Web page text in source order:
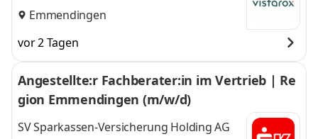
Emmendingen
vor 2 Tagen
Angestellte:r Fachberater:in im Vertrieb | Re
gion Emmendingen (m/w/d)
SV Sparkassen-Versicherung Holding AG